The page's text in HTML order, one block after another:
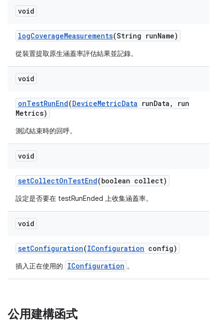
void
logCoverageMeasurements(String runName)
從裝置提取原生涵蓋率評估結果並記錄。
void
onTestRunEnd(DeviceMetricData runData ,
run
Metrics)
測試結束時的回呼。
void
setCollectOnTestEnd(boolean collect)
設定是否要在 testRunEnded 上收集涵蓋率。
void
setConfiguration(IConfiguration config)
插入正在使用的 IConfiguration 。
公用建構函式